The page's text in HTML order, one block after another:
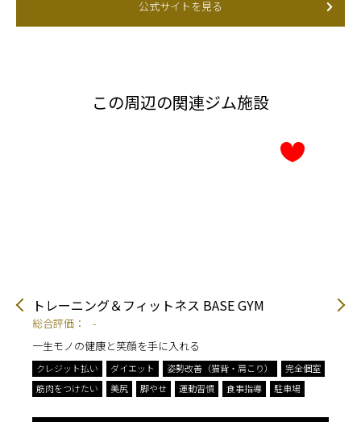
公式サイトを見る
この周辺の関連ジム施設
トレーニング＆フィットネス BASE GYM
総合評価：
-
一生モノの健康と笑顔を手に入れる
クレジット払い ダイエット 姿勢改善（猫背・肩こり）
完全個室
筋肉をつけたい
美尻 脚やせ 運動習慣 食事指導 駐車場